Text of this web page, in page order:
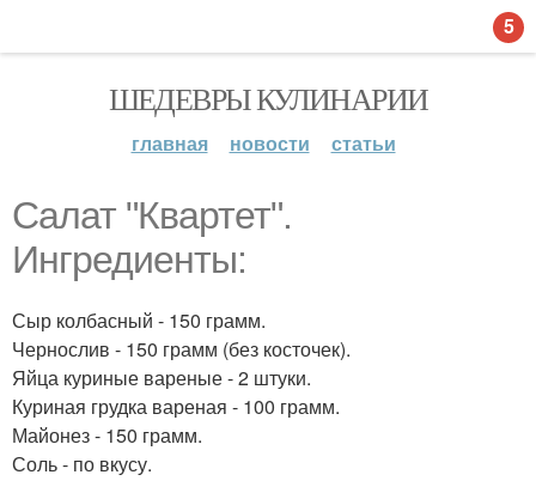
ШЕДЕВРЫ КУЛИНАРИИ
главная новости статьи
Салат "Квартет".
Ингредиенты:
Сыр колбасный - 150 грамм.
Чернослив - 150 грамм (без косточек).
Яйца куриные вареные - 2 штуки.
Куриная грудка вареная - 100 грамм.
Майонез - 150 грамм.
Соль - по вкусу.
5